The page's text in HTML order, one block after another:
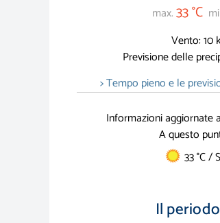
max.33 °C
Vento: 10
Previsione delle
> Tempo pieno e le
Informazioni aggiornate
A questo
33 °C /
Il